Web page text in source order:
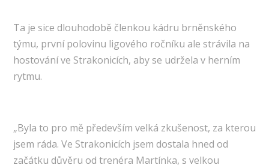
Ta je sice dlouhodobě členkou kádru brněnského
týmu, první polovinu ligového ročníku ale strávila na
hostování ve Strakonicích, aby se udržela v herním
rytmu.
„Byla to pro mě především velká zkušenost, za kterou
jsem ráda. Ve Strakonicích jsem dostala hned od
začátku důvěru od trenéra Martínka, s velkou